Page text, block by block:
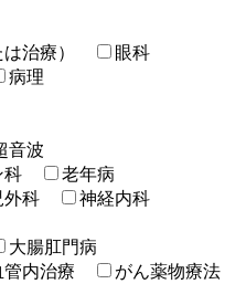
治療）
眼科
病理
音波
科
老年病
外科
神経内科
大腸肛門病
管内治療
がん薬物療法